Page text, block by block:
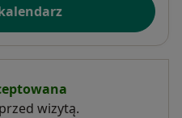
wizytą.